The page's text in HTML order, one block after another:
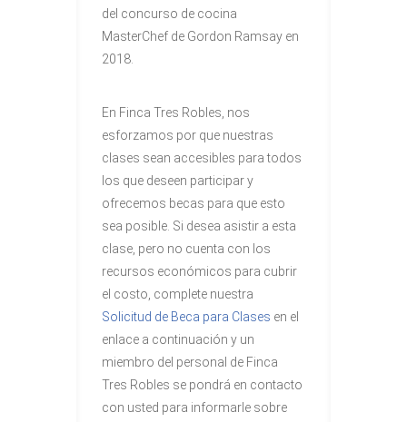
del concurso de cocina
MasterChef de Gordon Ramsay en
2018.
En Finca Tres Robles, nos
esforzamos por que nuestras
clases sean accesibles para todos
los que deseen participar y
ofrecemos becas para que esto
sea posible. Si desea asistir a esta
clase, pero no cuenta con los
recursos económicos para cubrir
el costo, complete nuestra
Solicitud de Beca para Clases en el
enlace a continuación y un
miembro del personal de Finca
Tres Robles se pondrá en contacto
con usted para informarle sobre